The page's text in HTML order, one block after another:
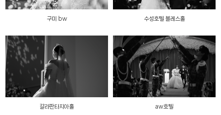
구미 bw 수성호텔 블레스홀
갈라판타지아홀 aw호텔